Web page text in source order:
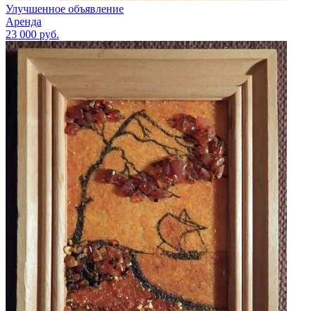
Улучшенное объявление
Аренда
23 000 руб.